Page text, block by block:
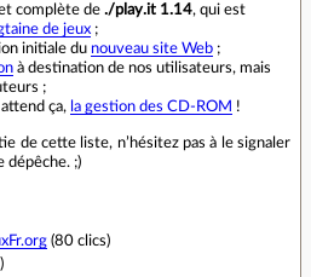
complète de ./play.it 1.14, qui est
de jeux ;
initiale du nouveau site Web ;
à destination de nos utilisateurs, mais
;
ça, la gestion des CD‑ROM !
de cette liste, n’hésitez pas à le signaler
dépêche. ;)
(80 clics)